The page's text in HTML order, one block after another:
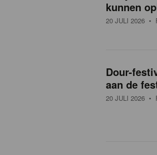
kunnen
20 JULI 2026 •
Dour-
aan de
20 JULI 2026 •